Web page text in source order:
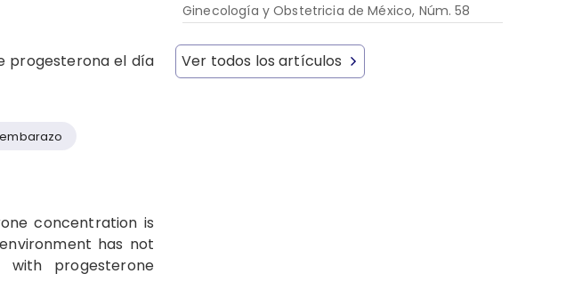
progesterona el día
concentration is
has not
progesterone
Ginecología y Obstetricia de México, Núm. 58
Ver todos los artículos